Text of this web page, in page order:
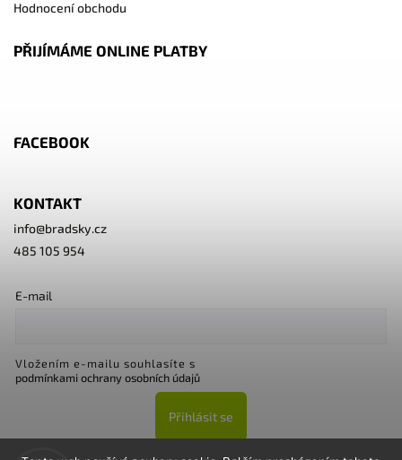
Hodnocení obchodu
PŘIJÍMÁME ONLINE PLATBY
FACEBOOK
KONTAKT
info@bradsky.cz
485 105 954
E-mail
Vložením e-mailu souhlasíte s
podmínkami ochrany osobních údajů
Přihlásit se